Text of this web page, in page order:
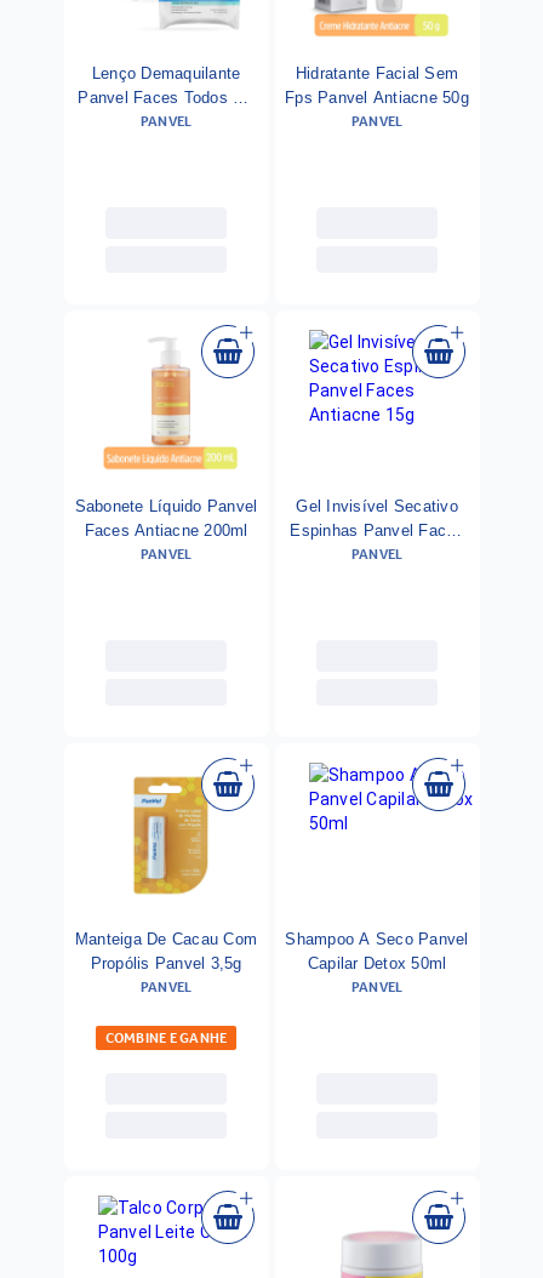
Lenço Demaquilante
Panvel Faces Todos Os
Tipos De Pele Leve 3
PANVEL
Hidratante Facial Sem
Fps Panvel Antiacne 50g
PANVEL
Sabonete Líquido Panvel
Faces Antiacne 200ml
PANVEL
Gel Invisível Secativo
Espinhas Panvel Faces
Antiacne 15g
PANVEL
Manteiga De Cacau Com
Propólis Panvel 3,5g
PANVEL
COMBINE E GANHE
Shampoo A Seco Panvel
Capilar Detox 50ml
PANVEL